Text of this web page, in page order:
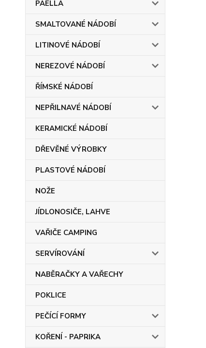
PAELLA
SMALTOVANÉ NÁDOBÍ
LITINOVÉ NÁDOBÍ
NEREZOVÉ NÁDOBÍ
ŘÍMSKÉ NÁDOBÍ
NEPŘILNAVÉ NÁDOBÍ
KERAMICKÉ NÁDOBÍ
DŘEVĚNÉ VÝROBKY
PLASTOVÉ NÁDOBÍ
NOŽE
JÍDLONOSIČE, LAHVE
VAŘIČE CAMPING
SERVÍROVÁNÍ
NABĚRAČKY A VAŘECHY
POKLICE
PEČÍCÍ FORMY
KOŘENÍ - PAPRIKA